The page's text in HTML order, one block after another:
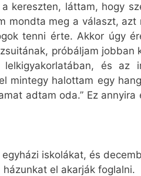
kereszten, láttam, hogy
mondta meg a választ, azt
tenni érte. Akkor úgy
próbáljam jobban
és az
mintegy halottam egy
adtam oda.” Ez annyira
iskolákat, és
el akarják foglalni.